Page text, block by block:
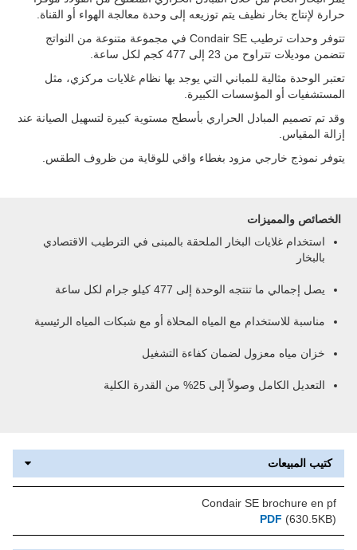
حرارة لإنتاج بخار نظيف يتم توزيعه إلى وحدة معالجة الهواء أو القناة.
تتوفر وحدات ترطيب Condair SE في مجموعة متنوعة من النواتج
تتضمن موديلات تتراوح من 23 إلى 477 كجم لكل ساعة.
تعتبر الوحدة مثالية للمباني التي يوجد بها نظام غلايات مركزي، مثل
المستشفيات أو المؤسسات الكبيرة.
وقد تم تصميم المبادل الحراري بأسطح مستوية كبيرة لتسهيل الصيانة عند
إزالة المقياس.
يتوفر نموذج خارجي مزود بغطاء واقي للوقاية من ظروف الطقس.
الخصائص والمميزات
استخدام غلايات البخار الملحقة بالمبنى في الترطيب الاقتصادي
بالبخار
يصل إجمالي ما تنتجه الوحدة إلى 477 كيلو جرام لكل ساعة
مناسبة للاستخدام مع المياه المحلاة أو مع شبكات المياه الرئيسية
خزان مياه معزول لضمان كفاءة التشغيل
التعديل الكامل وصولاً إلى 25% من القدرة الكلية
كتيب المبيعات
Condair SE brochure en pf
PDF (630.5KB)